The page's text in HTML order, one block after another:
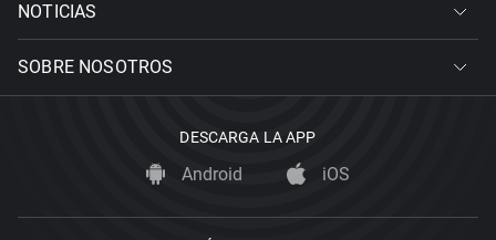
NOTICIAS
SOBRE NOSOTROS
DESCARGA LA APP
Android iOS